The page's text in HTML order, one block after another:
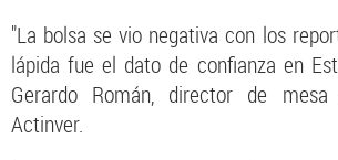
"La bolsa se vio negativa con los
lápida fue el dato de confianza en
Gerardo Román, director de
Actinver.